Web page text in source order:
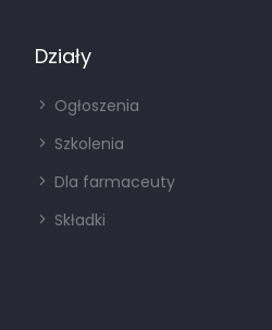
Działy
Ogłoszenia
Szkolenia
Dla farmaceuty
Składki